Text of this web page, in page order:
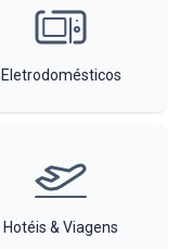
Eletrodomésticos
Hotéis & Viagens